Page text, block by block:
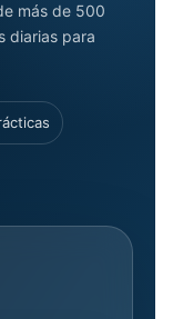
más de 500
diarias para